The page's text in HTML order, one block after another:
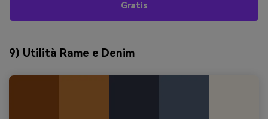
Gratis
9) Utilità Rame e Denim